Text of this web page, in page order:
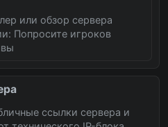
или обзор сервера
Попросите игроков
ссылки сервера и